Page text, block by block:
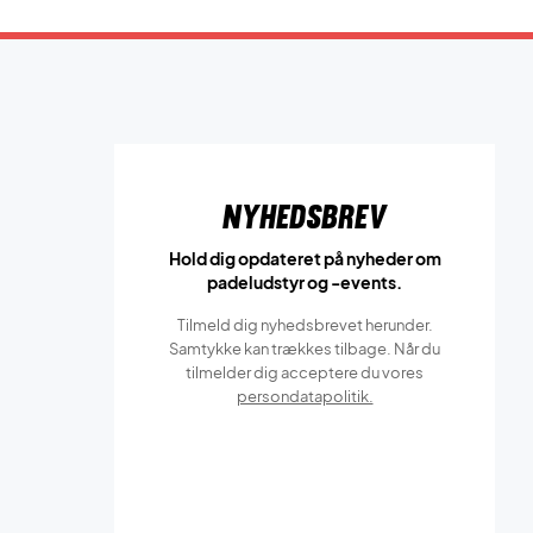
Nyhedsbrev
Hold dig opdateret på nyheder om
padeludstyr og -events.
Tilmeld dig nyhedsbrevet herunder.
Samtykke kan trækkes tilbage. Når du
tilmelder dig acceptere du vores
persondatapolitik.